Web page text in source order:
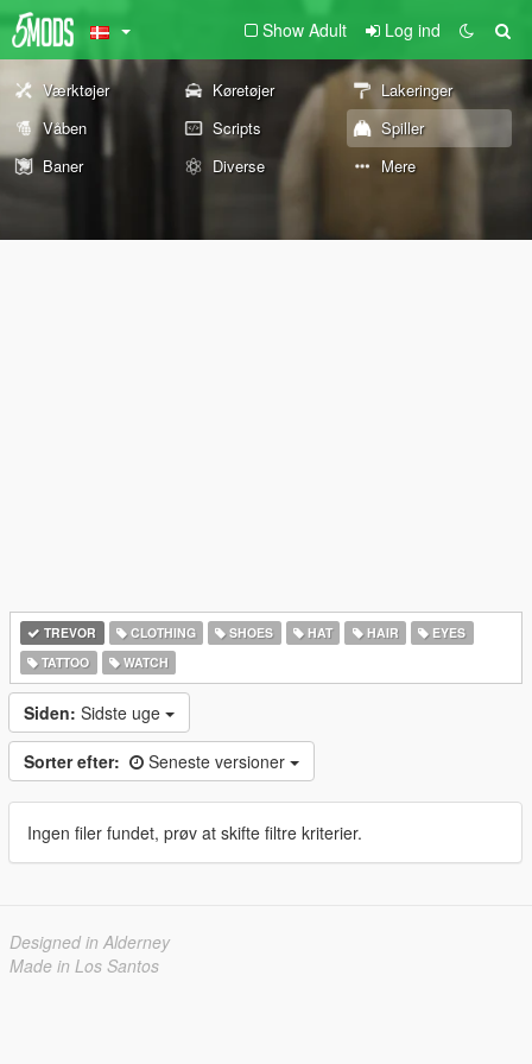
Show Adult Log ind
Værktøjer Køretøjer
Lakeringer
Våben
Scripts
Spiller
Baner
Diverse Mere
TREVOR CLOTHING SHOES HAT HAIR
EYES
TATTOO
WATCH
Siden: Sidste uge
Sorter efter: Seneste versioner
Ingen filer fundet, prøv at skifte filtre kriterier.
Designed in Alderney
Made in Los Santos